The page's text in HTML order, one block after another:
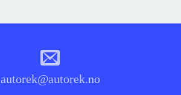
autorek@autorek.no